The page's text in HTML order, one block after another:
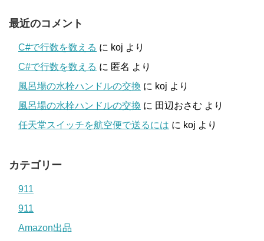
最近のコメント
C#で行数を数える に koj より
C#で行数を数える に 匿名 より
風呂場の水栓ハンドルの交換 に koj より
風呂場の水栓ハンドルの交換 に 田辺おさむ より
任天堂スイッチを航空便で送るには に koj より
カテゴリー
911
911
Amazon出品